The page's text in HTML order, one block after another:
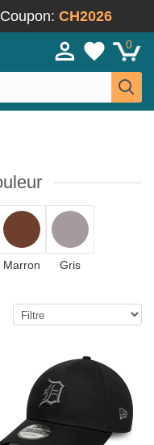
Coupon: CH2026
0
Marron Gris